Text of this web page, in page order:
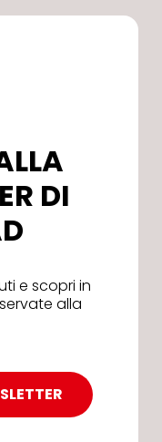
DI
e scopri in
alla